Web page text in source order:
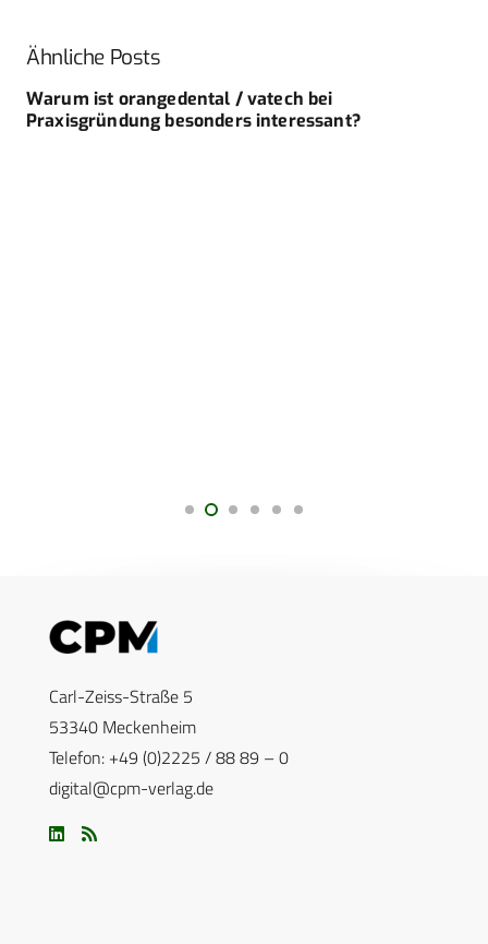
Ähnliche Posts
Warum ist orangedental / vatech bei
Praxisgründung besonders interessant?
Carl-Zeiss-Straße 5
53340 Meckenheim
Telefon: +49 (0)2225 / 88 89 – 0
digital@cpm-verlag.de